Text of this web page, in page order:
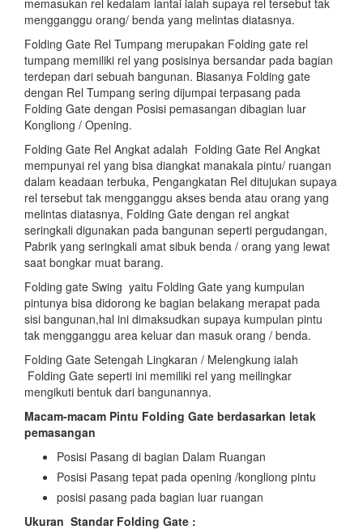
mengganggu orang/ benda yang melintas diatasnya.
Folding Gate Rel Tumpang merupakan Folding gate rel
tumpang memiliki rel yang posisinya bersandar pada bagian
terdepan dari sebuah bangunan. Biasanya Folding gate
dengan Rel Tumpang sering dijumpai terpasang pada
Folding Gate dengan Posisi pemasangan dibagian luar
Kongliong / Opening.
Folding Gate Rel Angkat adalah Folding Gate Rel Angkat
mempunyai rel yang bisa diangkat manakala pintu/ ruangan
dalam keadaan terbuka, Pengangkatan Rel ditujukan supaya
rel tersebut tak mengganggu akses benda atau orang yang
melintas diatasnya, Folding Gate dengan rel angkat
seringkali digunakan pada bangunan seperti pergudangan,
Pabrik yang seringkali amat sibuk benda / orang yang lewat
saat bongkar muat barang.
Folding gate Swing yaitu Folding Gate yang kumpulan
pintunya bisa didorong ke bagian belakang merapat pada
sisi bangunan,hal ini dimaksudkan supaya kumpulan pintu
tak mengganggu area keluar dan masuk orang / benda.
Folding Gate Setengah Lingkaran / Melengkung ialah
Folding Gate seperti ini memiliki rel yang meilingkar
mengikuti bentuk dari bangunannya.
Macam-macam Pintu Folding Gate berdasarkan letak
pemasangan
Posisi Pasang di bagian Dalam Ruangan
Posisi Pasang tepat pada opening /kongliong pintu
posisi pasang pada bagian luar ruangan
Ukuran Standar Folding Gate :